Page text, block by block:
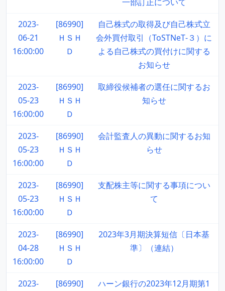
2023-
06-21
16:00:00
[86990]
ＨＳＨ
Ｄ
自己株式の取得及び自己株式立
会外買付取引（ToSTNeT‐３）に
よる自己株式の買付けに関する
お知らせ
2023-
05-23
16:00:00
[86990]
ＨＳＨ
Ｄ
取締役候補者の選任に関するお
知らせ
2023-
05-23
16:00:00
[86990]
ＨＳＨ
Ｄ
会計監査人の異動に関するお知
らせ
2023-
05-23
16:00:00
[86990]
ＨＳＨ
Ｄ
支配株主等に関する事項につい
て
2023-
04-28
16:00:00
[86990]
ＨＳＨ
Ｄ
2023年3月期決算短信〔日本基
準〕（連結）
2023-
[86990]
ハーン銀行の2023年12月期第1